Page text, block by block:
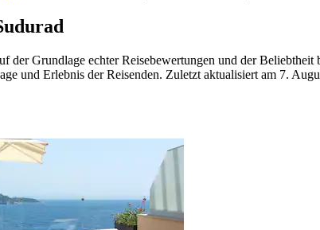
der Grundlage echter Reisebewertungen und der
und Erlebnis der Reisenden. Zuletzt aktualisiert am 7.